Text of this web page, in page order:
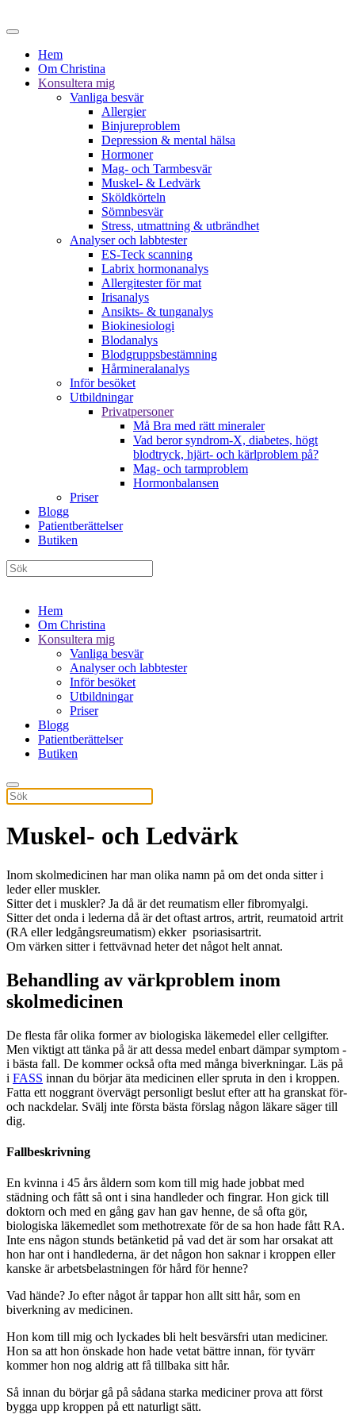
Hem
Om Christina
Konsultera mig
Vanliga besvär
Allergier
Binjureproblem
Depression & mental hälsa
Hormoner
Mag- och Tarmbesvär
Muskel- & Ledvärk
Sköldkörteln
Sömnbesvär
Stress, utmattning & utbrändhet
Analyser och labbtester
ES-Teck scanning
Labrix hormonanalys
Allergitester för mat
Irisanalys
Ansikts- & tunganalys
Biokinesiologi
Blodanalys
Blodgruppsbestämning
Hårmineralanalys
Inför besöket
Utbildningar
Privatpersoner
Må Bra med rätt mineraler
Vad beror syndrom-X, diabetes, högt
blodtryck, hjärt- och kärlproblem på?
Mag- och tarmproblem
Hormonbalansen
Priser
Blogg
Patientberättelser
Butiken
Hem
Om Christina
Konsultera mig
Vanliga besvär
Analyser och labbtester
Inför besöket
Utbildningar
Priser
Blogg
Patientberättelser
Butiken
Muskel- och Ledvärk
Inom skolmedicinen har man olika namn på om det onda sitter i
leder eller muskler.
Sitter det i muskler? Ja då är det reumatism eller fibromyalgi.
Sitter det onda i lederna då är det oftast artros, artrit, reumatoid artrit
(RA eller ledgångsreumatism) ekker psoriasisartrit.
Om värken sitter i fettvävnad heter det något helt annat.
Behandling av värkproblem inom
skolmedicinen
De flesta får olika former av biologiska läkemedel eller cellgifter.
Men viktigt att tänka på är att dessa medel enbart dämpar symptom -
i bästa fall. De kommer också ofta med många biverkningar. Läs på
i FASS innan du börjar äta medicinen eller spruta in den i kroppen.
Fatta ett noggrant övervägt personligt beslut efter att ha granskat för-
och nackdelar. Svälj inte första bästa förslag någon läkare säger till
dig.
Fallbeskrivning
En kvinna i 45 års åldern som kom till mig hade jobbat med
städning och fått så ont i sina handleder och fingrar. Hon gick till
doktorn och med en gång gav han gav henne, de så ofta gör,
biologiska läkemedlet som methotrexate för de sa hon hade fått RA.
Inte ens någon stunds betänketid på vad det är som har orsakat att
hon har ont i handlederna, är det någon hon saknar i kroppen eller
kanske är arbetsbelastningen för hård för henne?
Vad hände? Jo efter något år tappar hon allt sitt hår, som en
biverkning av medicinen.
Hon kom till mig och lyckades bli helt besvärsfri utan mediciner.
Hon sa att hon önskade hon hade vetat bättre innan, för tyvärr
kommer hon nog aldrig att få tillbaka sitt hår.
Så innan du börjar gå på sådana starka mediciner prova att först
bygga upp kroppen på ett naturligt sätt.